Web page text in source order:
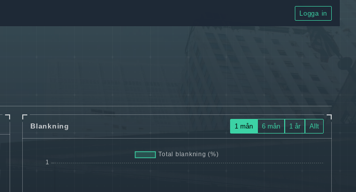
Logga in
Blankning 1 mån 6 mån 1 år Allt